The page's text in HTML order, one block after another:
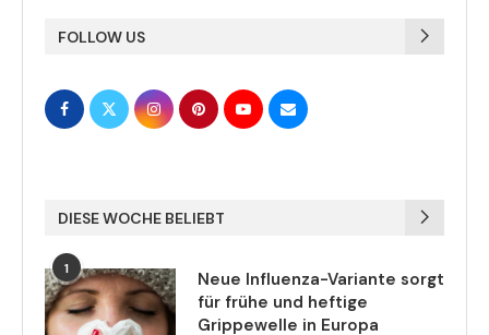
FOLLOW US
DIESE WOCHE BELIEBT
1
Neue Influenza-Variante sorgt
für frühe und heftige
Grippewelle in Europa